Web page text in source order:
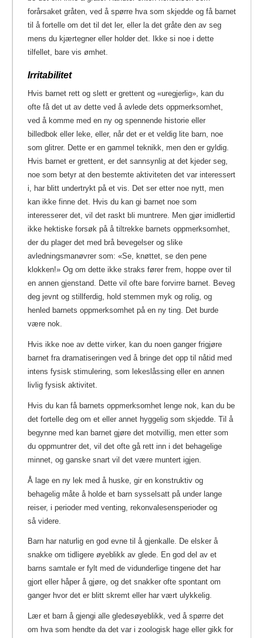
forårsaket gråten, ved å spørre hva som skjedde og få barnet
til å fortelle om det til det ler, eller la det gråte den av seg
mens du kjærtegner eller holder det. Ikke si noe i dette
tilfellet, bare vis ømhet.
Irritabilitet
Hvis barnet rett og slett er grettent og «uregjerlig», kan du
ofte få det ut av dette ved å avlede dets oppmerksomhet,
ved å komme med en ny og spennende historie eller
billedbok eller leke, eller, når det er et veldig lite barn, noe
som glitrer. Dette er en gammel teknikk, men den er gyldig.
Hvis barnet er grettent, er det sannsynlig at det kjeder seg,
noe som betyr at den bestemte aktiviteten det var interessert
i, har blitt undertrykt på et vis. Det ser etter noe nytt, men
kan ikke finne det. Hvis du kan gi barnet noe som
interesserer det, vil det raskt bli muntrere. Men gjør imidlertid
ikke hektiske forsøk på å tiltrekke barnets oppmerksomhet,
der du plager det med brå bevegelser og slike
avledningsmanøvrer som: «Se, knøttet, se den pene
klokken!» Og om dette ikke straks fører frem, hoppe over til
en annen gjenstand. Dette vil ofte bare forvirre barnet. Beveg
deg jevnt og stillferdig, hold stemmen myk og rolig, og
henled barnets oppmerksomhet på en ny ting. Det burde
være nok.
Hvis ikke noe av dette virker, kan du noen ganger frigjøre
barnet fra dramatiseringen ved å bringe det opp til nåtid med
intens fysisk stimulering, som lekeslåssing eller en annen
livlig fysisk aktivitet.
Hvis du kan få barnets oppmerksomhet lenge nok, kan du be
det fortelle deg om et eller annet hyggelig som skjedde. Til å
begynne med kan barnet gjøre det motvillig, men etter som
du oppmuntrer det, vil det ofte gå rett inn i det behagelige
minnet, og ganske snart vil det være muntert igjen.
Å lage en ny lek med å huske, gir en konstruktiv og
behagelig måte å holde et barn sysselsatt på under lange
reiser, i perioder med venting, rekonvalesensperioder og
så videre.
Barn har naturlig en god evne til å gjenkalle. De elsker å
snakke om tidligere øyeblikk av glede. En god del av et
barns samtale er fylt med de vidunderlige tingene det har
gjort eller håper å gjøre, og det snakker ofte spontant om
ganger hvor det er blitt skremt eller har vært ulykkelig.
Lær et barn å gjengi alle gledesøyeblikk, ved å spørre det
om hva som hendte da det var i zoologisk hage eller gikk for